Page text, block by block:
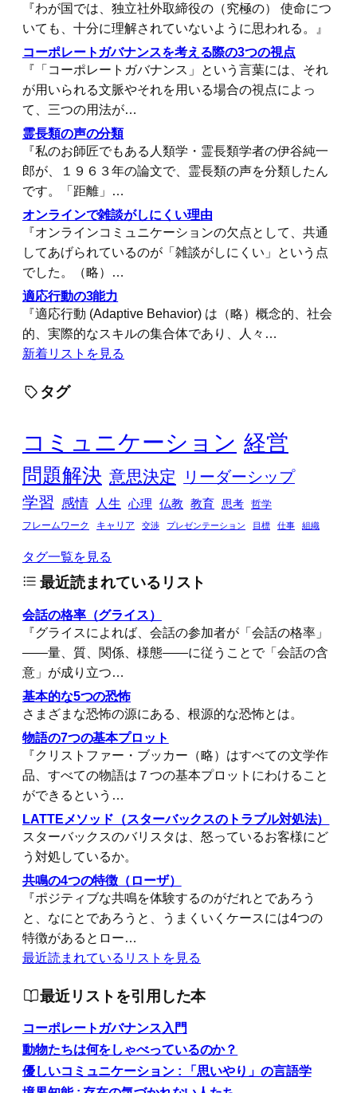
『わが国では、独立社外取締役の（究極の） 使命につ
いても、十分に理解されていないように思われる。』
コーポレートガバナンスを考える際の3つの視点
『「コーポレートガバナンス」という言葉には、それ
が用いられる文脈やそれを用いる場合の視点によっ
て、三つの用法が…
霊長類の声の分類
『私のお師匠でもある人類学・霊長類学者の伊谷純一
郎が、１９６３年の論文で、霊長類の声を分類したん
です。「距離」…
オンラインで雑談がしにくい理由
『オンラインコミュニケーションの欠点として、共通
してあげられているのが「雑談がしにくい」という点
でした。（略）…
適応行動の3能力
『適応行動 (Adaptive Behavior) は（略）概念的、社会
的、実際的なスキルの集合体であり、人々…
新着リストを見る
タグ
コミュニケーション 経営
問題解決 意思決定
リーダーシップ
学習
感情 人生 心理 仏教 教育 思考
哲学
フレームワーク
キャリア 交渉 プレゼンテーション 目標 仕事 組織
タグ一覧を見る
最近読まれているリスト
会話の格率（グライス）
『グライスによれば、会話の参加者が「会話の格率」
――量、質、関係、様態――に従うことで「会話の含
意」が成り立つ…
基本的な5つの恐怖
さまざまな恐怖の源にある、根源的な恐怖とは。
物語の7つの基本プロット
『クリストファー・ブッカー（略）はすべての文学作
品、すべての物語は７つの基本プロットにわけること
ができるという…
LATTEメソッド（スターバックスのトラブル対処法）
スターバックスのバリスタは、怒っているお客様にど
う対処しているか。
共鳴の4つの特徴（ローザ）
『ポジティブな共鳴を体験するのがだれとであろう
と、なにとであろうと、うまくいくケースには4つの
特徴があるとロー…
最近読まれているリストを見る
最近リストを引用した本
コーポレートガバナンス入門
動物たちは何をしゃべっているのか？
優しいコミュニケーション : 「思いやり」の言語学